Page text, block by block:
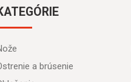
a brúsenie